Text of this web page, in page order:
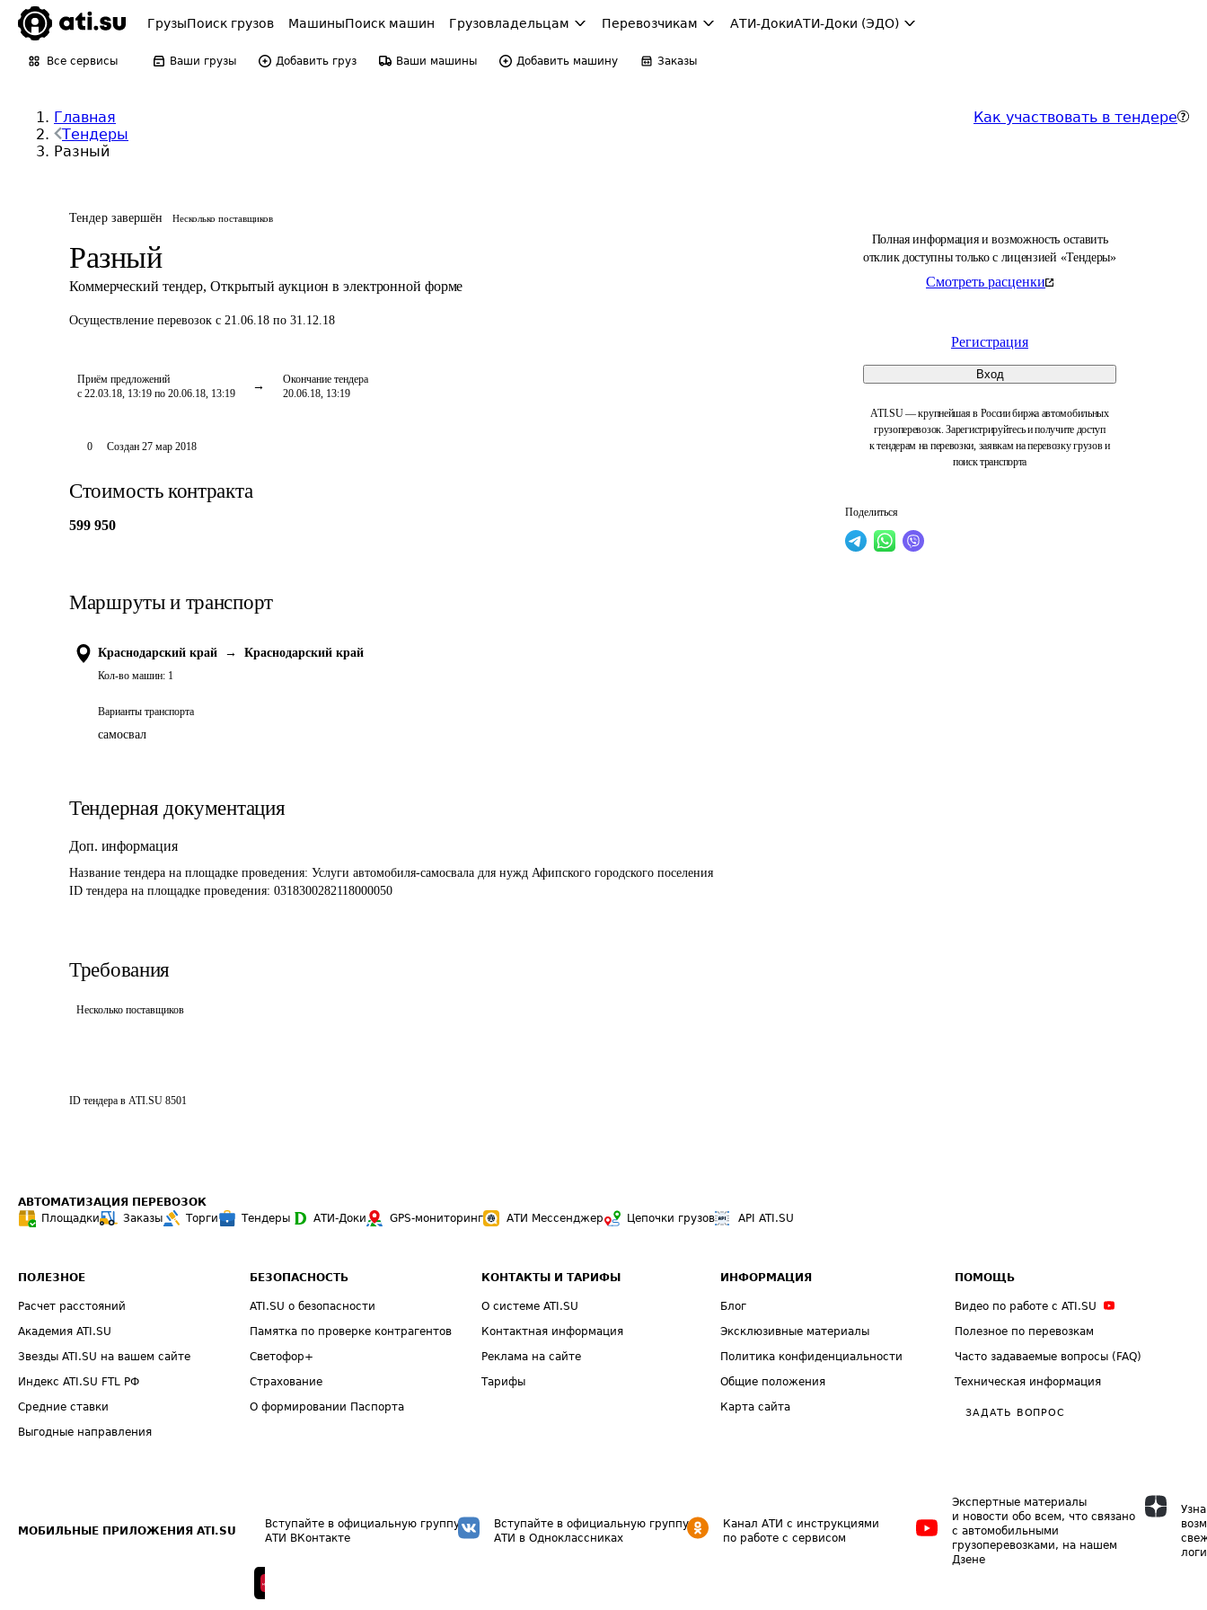
ГрузыПоиск грузов МашиныПоиск машин Грузовладельцам Перевозчикам АТИ-ДокиАТИ-Доки (ЭДО)
Все сервисы Ваши грузы Добавить груз Ваши машины Добавить машину Заказы
Главная
Тендеры
Разный
Как участвовать в тендере
Тендер завершён Несколько поставщиков
Разный
Коммерческий тендер, Открытый аукцион в электронной форме
Осуществление перевозок с 21.06.18 по 31.12.18
Приём предложений
с 22.03.18, 13:19 по 20.06.18, 13:19
Окончание тендера
20.06.18, 13:19
Полная информация и возможность оставить
отклик доступны только с лицензией «Тендеры»
Смотреть расценки
Регистрация
Вход
ATI.SU — крупнейшая в России биржа автомобильных
грузоперевозок. Зарегистрируйтесь и получите доступ
к тендерам на перевозки, заявкам на перевозку грузов и
поиск транспорта
Поделиться
0 Создан 27 мар 2018
Стоимость контракта
599 950
Маршруты и транспорт
Краснодарский край → Краснодарский край
Кол-во машин: 1
Варианты транспорта
самосвал
Тендерная документация
Доп. информация
Название тендера на площадке проведения: Услуги автомобиля-самосвала для нужд Афипского городского поселения
ID тендера на площадке проведения: 0318300282118000050
Требования
Несколько поставщиков
ID тендера в ATI.SU 8501
АВТОМАТИЗАЦИЯ ПЕРЕВОЗОК
Площадки
Заказы Торги Тендеры АТИ-Доки GPS-мониторинг АТИ Мессенджер Цепочки грузов API ATI.SU
ПОЛЕЗНОЕ
Расчет расстояний
Академия ATI.SU
Звезды ATI.SU на вашем сайте
Индекс ATI.SU FTL РФ
Средние ставки
Выгодные направления
БЕЗОПАСНОСТЬ
ATI.SU о безопасности
Памятка по проверке контрагентов
Светофор+
Страхование
О формировании Паспорта
КОНТАКТЫ И ТАРИФЫ
О системе ATI.SU
Контактная информация
Реклама на сайте
Тарифы
ИНФОРМАЦИЯ
Блог
Эксклюзивные материалы
Политика конфиденциальности
Общие положения
Карта сайта
ПОМОЩЬ
Видео по работе с ATI.SU
Полезное по перевозкам
Часто задаваемые вопросы (FAQ)
Техническая информация
ЗАДАТЬ ВОПРОС
МОБИЛЬНЫЕ ПРИЛОЖЕНИЯ ATI.SU
Вступайте в официальную группу
АТИ ВКонтакте
Вступайте в официальную группу
АТИ в Одноклассниках
Канал АТИ с инструкциями
по работе с сервисом
Экспертные материалы
и новости обо всем, что связано
с автомобильными
грузоперевозками, на нашем
Дзене